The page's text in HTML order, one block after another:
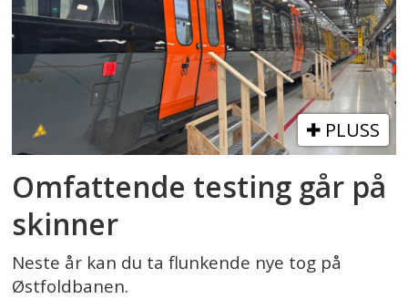
PLUSS
Omfattende testing går på
skinner
Neste år kan du ta flunkende nye tog på
Østfoldbanen.